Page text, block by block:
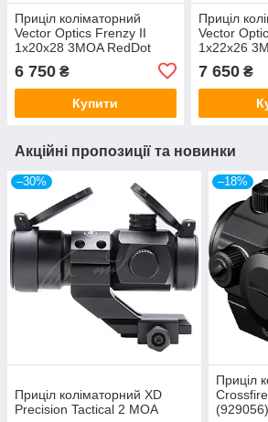
Приціл коліматорний
Vector Optics Frenzy II
1x20x28 3MOA RedDot
6 750 ₴
Купити
Приціл
Vector
1x22x26
7 650₴
Акційні пропозиції та новинки
–30%
Приціл коліматорний XD
Precision Tactical 2 МОА
–18%
Приціл
(929056)